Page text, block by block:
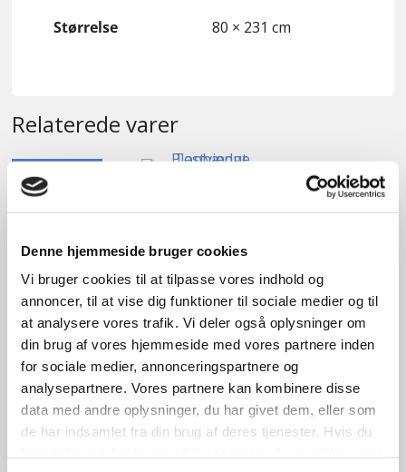
Denne hjemmeside bruger cookies
Vi bruger cookies til at tilpasse vores indhold og
annoncer, til at vise dig funktioner til sociale medier og til
at analysere vores trafik. Vi deler også oplysninger om
din brug af vores hjemmeside med vores partnere inden
for sociale medier, annonceringspartnere og
analysepartnere. Vores partnere kan kombinere disse
data med andre oplysninger, du har givet dem, eller som
de har indsamlet fra din brug af deres tjenester. Hvis du
Størrelse 80 × 231 cm
Relaterede varer
GENBRUG
Tophængt Plastvindue
kr.700,00
Tilføj til kurv
B59cm /H120cm1stk. på lager
GENBRUG
Tophængt vindue